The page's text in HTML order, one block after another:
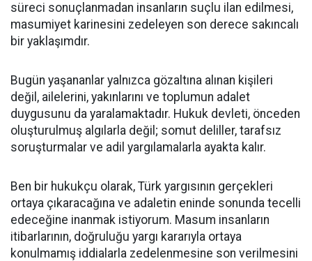
süreci sonuçlanmadan insanların suçlu ilan edilmesi,
masumiyet karinesini zedeleyen son derece sakıncalı
bir yaklaşımdır.
Bugün yaşananlar yalnızca gözaltına alınan kişileri
değil, ailelerini, yakınlarını ve toplumun adalet
duygusunu da yaralamaktadır. Hukuk devleti, önceden
oluşturulmuş algılarla değil; somut deliller, tarafsız
soruşturmalar ve adil yargılamalarla ayakta kalır.
Ben bir hukukçu olarak, Türk yargısının gerçekleri
ortaya çıkaracağına ve adaletin eninde sonunda tecelli
edeceğine inanmak istiyorum. Masum insanların
itibarlarının, doğruluğu yargı kararıyla ortaya
konulmamış iddialarla zedelenmesine son verilmesini